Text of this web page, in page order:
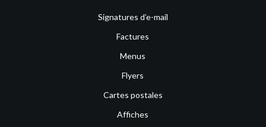
Signatures d’e-mail
Factures
Menus
Flyers
Cartes postales
Affiches